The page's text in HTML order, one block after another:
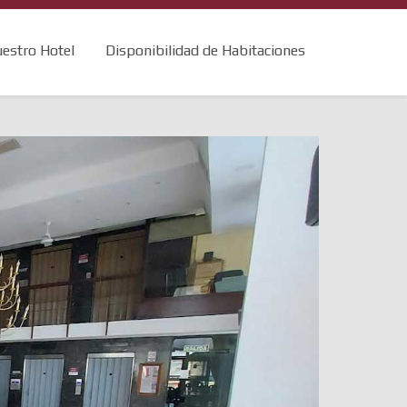
Hotel Disponibilidad de Habitaciones